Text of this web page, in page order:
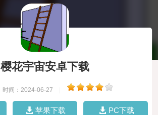
樱花宇宙安卓下载
时间：2024-06-27
苹果下载 PC下载